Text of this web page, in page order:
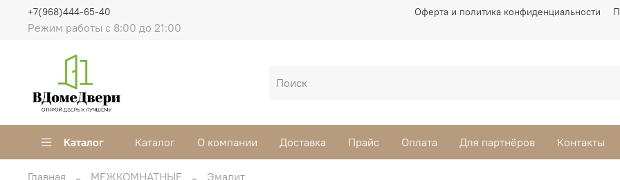
Оферта и политика конфиденциальности
Режим работы с 8:00 до 21:00
+7(968)444-65-40
Каталог Каталог О компании Доставка Прайс Оплата Для партнёров Контакты
Главная МЕЖКОМНАТНЫЕ Эмалит